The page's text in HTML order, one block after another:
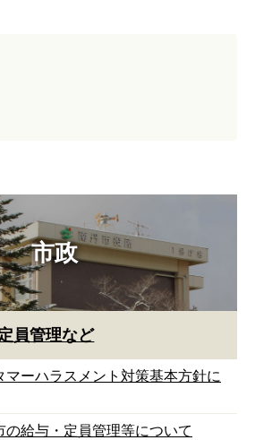
市政
員管理など
マーハラスメント対策基本方針に
の給与・定員管理等について